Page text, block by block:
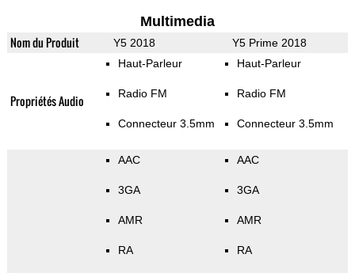
Multimedia
Nom du Produit Y5 2018 Y5 Prime 2018
Propriétés Audio
Haut-Parleur
Radio FM
Connecteur 3.5mm
Haut-Parleur
Radio FM
Connecteur 3.5mm
AAC
3GA
AMR
RA
AAC
3GA
AMR
RA